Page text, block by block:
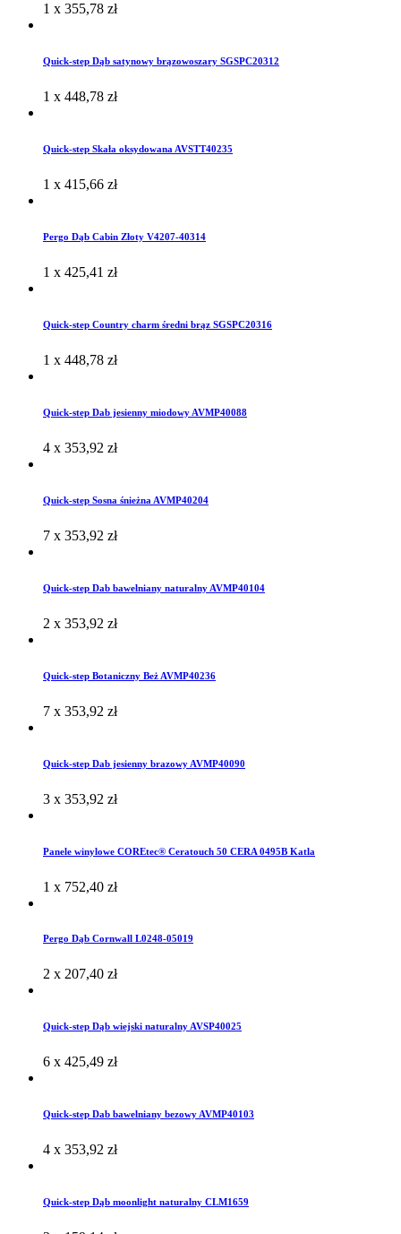
1 x 355,78 zł
Quick-step Dąb satynowy brązowoszary SGSPC20312
1 x 448,78 zł
Quick-step Skała oksydowana AVSTT40235
1 x 415,66 zł
Pergo Dąb Cabin Złoty V4207-40314
1 x 425,41 zł
Quick-step Country charm średni brąz SGSPC20316
1 x 448,78 zł
Quick-step Dab jesienny miodowy AVMP40088
4 x 353,92 zł
Quick-step Sosna śnieżna AVMP40204
7 x 353,92 zł
Quick-step Dab bawelniany naturalny AVMP40104
2 x 353,92 zł
Quick-step Botaniczny Beż AVMP40236
7 x 353,92 zł
Quick-step Dab jesienny brazowy AVMP40090
3 x 353,92 zł
Panele winylowe COREtec® Ceratouch 50 CERA 0495B Katla
1 x 752,40 zł
Pergo Dąb Cornwall L0248-05019
2 x 207,40 zł
Quick-step Dąb wiejski naturalny AVSP40025
6 x 425,49 zł
Quick-step Dab bawelniany bezowy AVMP40103
4 x 353,92 zł
Quick-step Dąb moonlight naturalny CLM1659